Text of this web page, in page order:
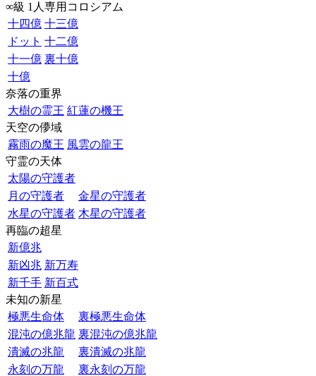
∞級 1人専用コロシアム
十四億 十三億
ドット 十二億
十一億 裏十億
十億
奈落の重界
大樹の霊王 紅蓮の機王
天空の儚域
霧雨の魔王 風雲の龍王
守霊の天体
太陽の守護者
月の守護者
金星の守護者
水星の守護者 木星の守護者
再臨の超星
新億兆
新凶兆 新万寿
新千手 新百式
未知の新星
極悪生命体
裏極悪生命体
混沌の億兆龍 裏混沌の億兆龍
潰滅の兆龍
裏潰滅の兆龍
永刻の万龍
裏永刻の万龍